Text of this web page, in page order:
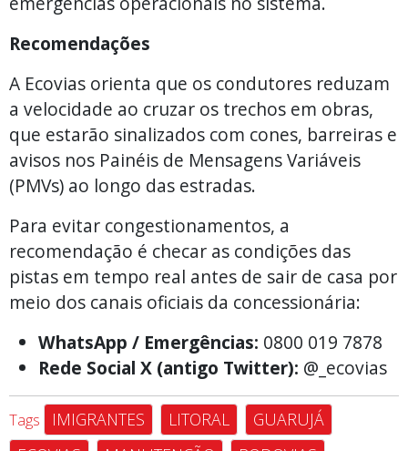
Recomendações
A Ecovias orienta que os condutores reduzam
a velocidade ao cruzar os trechos em obras,
que estarão sinalizados com cones, barreiras e
avisos nos Painéis de Mensagens Variáveis
(PMVs) ao longo das estradas.
Para evitar congestionamentos, a
recomendação é checar as condições das
pistas em tempo real antes de sair de casa por
meio dos canais oficiais da concessionária:
WhatsApp / Emergências: 0800 019 7878
Rede Social X (antigo Twitter): @_ecovias
Tags IMIGRANTES LITORAL
GUARUJÁ